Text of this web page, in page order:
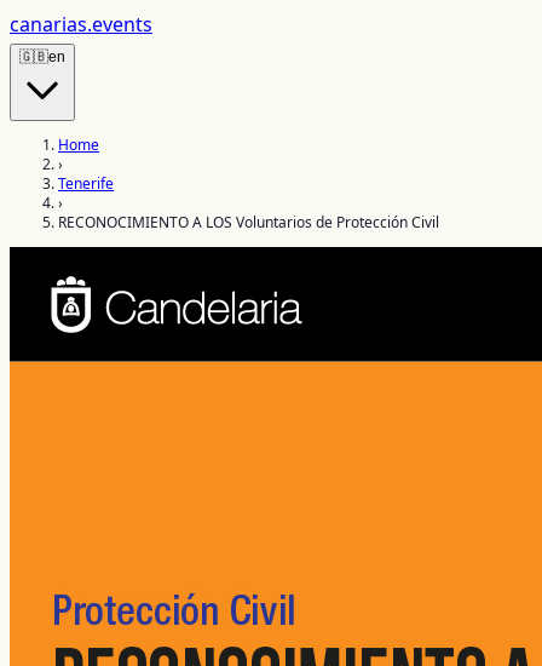
canarias.events
🇬🇧en
Home
›
Tenerife
›
RECONOCIMIENTO A LOS Voluntarios de Protección Civil